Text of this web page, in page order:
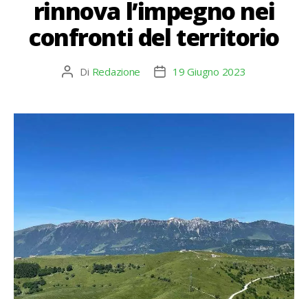
rinnova l’impegno nei
confronti del territorio
Autore
Di Redazione
Data19 Giugno 2023